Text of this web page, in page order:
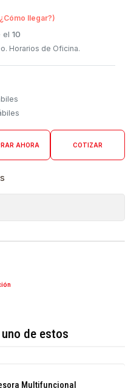
llegar?)
el10
Horarios de Oficina.
AHORA COTIZAR
de estos
Multifuncional